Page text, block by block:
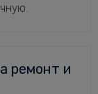
ремонт и